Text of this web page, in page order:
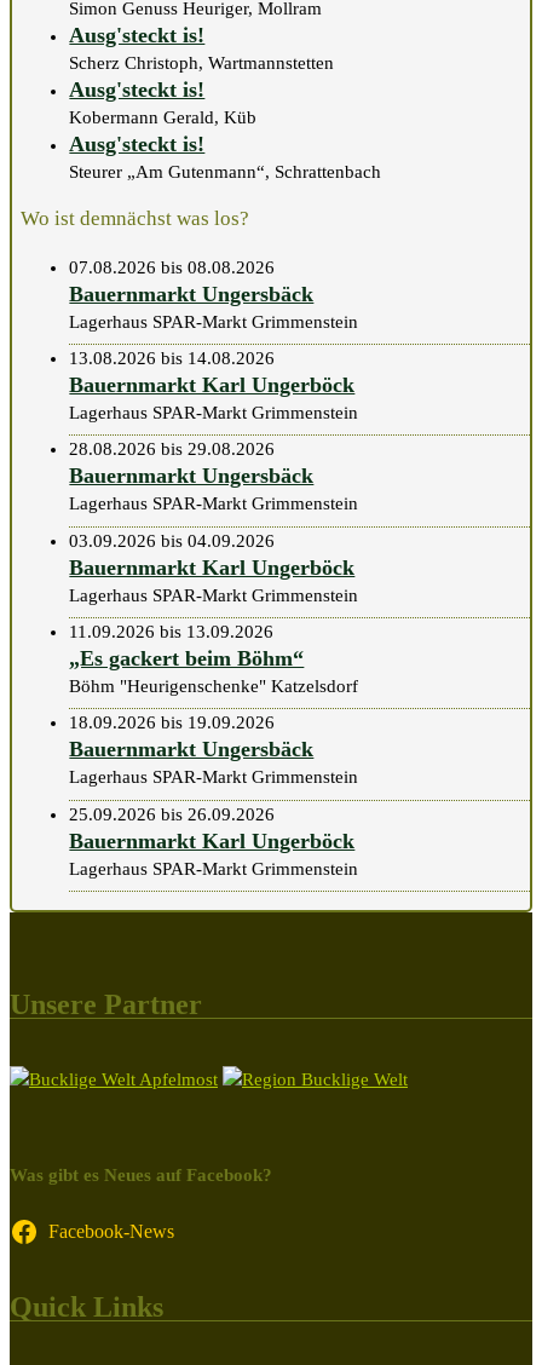
Simon Genuss Heuriger, Mollram
Ausg'steckt is!
Scherz Christoph, Wartmannstetten
Ausg'steckt is!
Kobermann Gerald, Küb
Ausg'steckt is!
Steurer „Am Gutenmann“, Schrattenbach
Wo ist demnächst was los?
07.08.2026 bis 08.08.2026
Bauernmarkt Ungersbäck
Lagerhaus SPAR-Markt Grimmenstein
13.08.2026 bis 14.08.2026
Bauernmarkt Karl Ungerböck
Lagerhaus SPAR-Markt Grimmenstein
28.08.2026 bis 29.08.2026
Bauernmarkt Ungersbäck
Lagerhaus SPAR-Markt Grimmenstein
03.09.2026 bis 04.09.2026
Bauernmarkt Karl Ungerböck
Lagerhaus SPAR-Markt Grimmenstein
11.09.2026 bis 13.09.2026
„Es gackert beim Böhm“
Böhm "Heurigenschenke" Katzelsdorf
18.09.2026 bis 19.09.2026
Bauernmarkt Ungersbäck
Lagerhaus SPAR-Markt Grimmenstein
25.09.2026 bis 26.09.2026
Bauernmarkt Karl Ungerböck
Lagerhaus SPAR-Markt Grimmenstein
Unsere Partner
Was gibt es Neues auf Facebook?
Facebook-News
Quick Links